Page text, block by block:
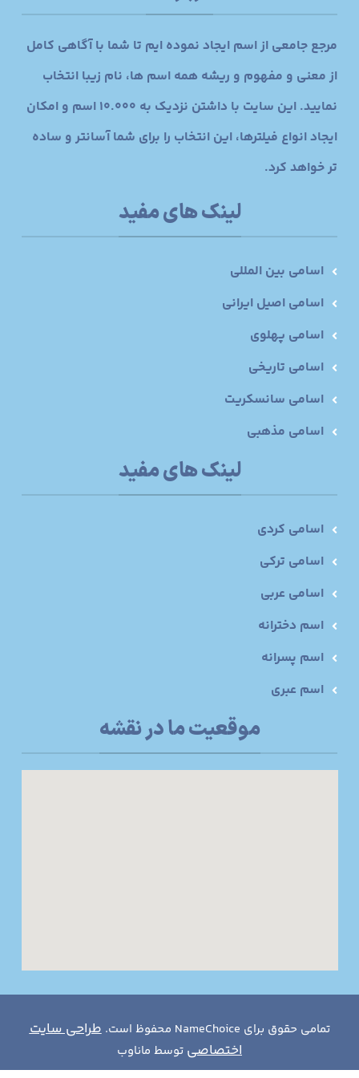
مرجع جامعی از اسم ایجاد نموده ایم تا شما با آگاهی کامل
از معنی و مفهوم و ریشه همه اسم ها، نام زیبا انتخاب
نمایید. این سایت با داشتن نزدیک به 10.000 اسم و امکان
ایجاد انواع فیلترها، این انتخاب را برای شما آسانتر و ساده
تر خواهد کرد.
لینک های مفید
اسامی بین المللی
اسامی اصیل ایرانی
اسامی پهلوی
اسامی تاریخی
اسامی سانسکریت
اسامی مذهبی
لینک های مفید
اسامی کردی
اسامی ترکی
اسامی عربی
اسم دخترانه
اسم پسرانه
اسم عبری
موقعیت ما در نقشه
تمامی حقوق برای NameChoice محفوظ است.
طراحی سایت
اختصاصی توسط ماناوب